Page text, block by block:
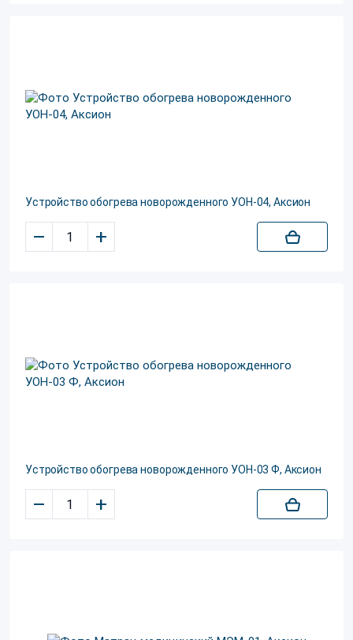
Устройство обогрева новорожденного УОН-04, Аксион
– +
Устройство обогрева новорожденного УОН-03 Ф, Аксион
– +